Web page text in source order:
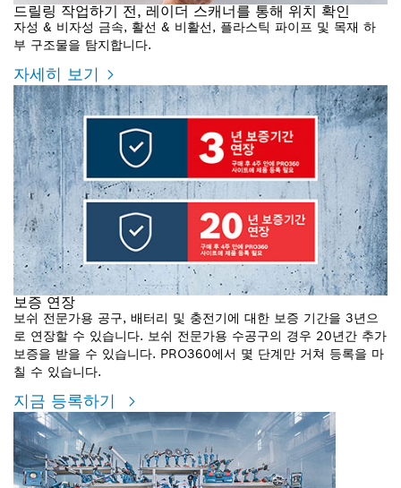
드릴링 작업하기 전, 레이더 스캐너를 통해 위치 확인
자성 & 비자성 금속, 활선 & 비활선, 플라스틱 파이프 및 목재 하
부 구조물을 탐지합니다.
자세히 보기
보증 연장
보쉬 전문가용 공구, 배터리 및 충전기에 대한 보증 기간을 3년으
로 연장할 수 있습니다. 보쉬 전문가용 수공구의 경우 20년간 추가
보증을 받을 수 있습니다. PRO360에서 몇 단계만 거쳐 등록을 마
칠 수 있습니다.
지금 등록하기